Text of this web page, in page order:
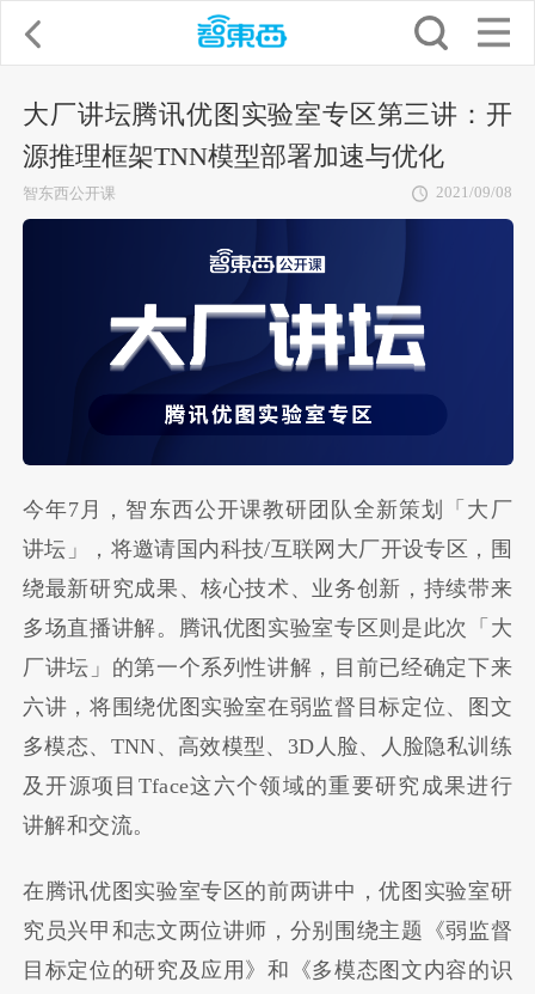
大厂讲坛腾讯优图实验室专区第三讲：开
源推理框架TNN模型部署加速与优化
智东西公开课 2021/09/08
今年7月，智东西公开课教研团队全新策划「大厂
讲坛」，将邀请国内科技/互联网大厂开设专区，围
绕最新研究成果、核心技术、业务创新，持续带来
多场直播讲解。腾讯优图实验室专区则是此次「大
厂讲坛」的第一个系列性讲解，目前已经确定下来
六讲，将围绕优图实验室在弱监督目标定位、图文
多模态、TNN、高效模型、3D人脸、人脸隐私训练
及开源项目Tface这六个领域的重要研究成果进行
讲解和交流。
在腾讯优图实验室专区的前两讲中，优图实验室研
究员兴甲和志文两位讲师，分别围绕主题《弱监督
目标定位的研究及应用》和《多模态图文内容的识